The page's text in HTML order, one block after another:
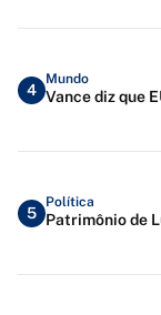
4
Mundo
Vance diz que
5
Política
Patrimônio de